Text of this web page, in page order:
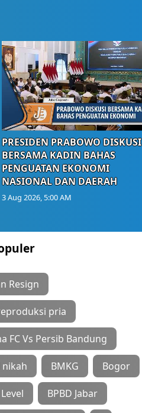
PRESIDEN PRABOWO DISKUSI
BERSAMA KADIN BAHAS
PENGUATAN EKONOMI
NASIONAL DAN DAERAH
3 Aug 2026, 5:00 AM
Resign
pria
FC Vs Persib Bandung
nikah BMKG Bogor
BPBD Jabar